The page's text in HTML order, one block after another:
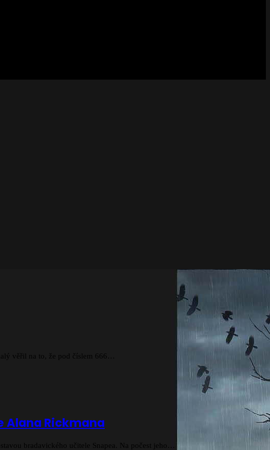
věřil na to, že pod číslem 666…
Alana Rickmana
bradavického učitele Snapea. Na počest jeho…